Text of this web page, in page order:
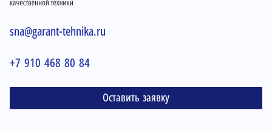
sna@garant-tehnika.ru
+7 910 468 80 84
Оставить заявку